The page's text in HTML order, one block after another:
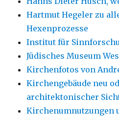
Hartmut Hegeler zu
Hexenprozesse
Institut für
Jüdisches Museum
Kirchenfotos von
Kirchengebäude neu
architektonischer
Kirchenumnutzungen